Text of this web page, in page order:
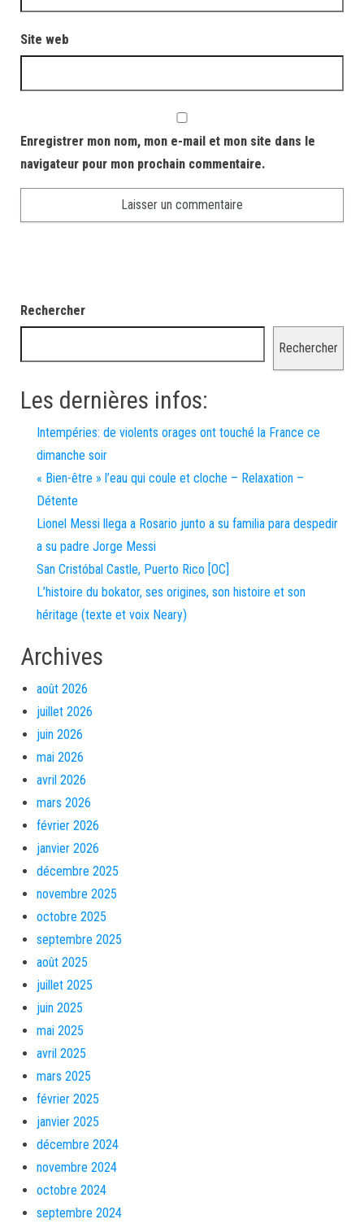
Site web
Enregistrer mon nom, mon e-mail et mon site dans le
navigateur pour mon prochain commentaire.
Rechercher
Rechercher
Les dernières infos:
Intempéries: de violents orages ont touché la France ce
dimanche soir
« Bien-être » l’eau qui coule et cloche – Relaxation –
Détente
Lionel Messi llega a Rosario junto a su familia para despedir
a su padre Jorge Messi
San Cristóbal Castle, Puerto Rico [OC]
L’histoire du bokator, ses origines, son histoire et son
héritage (texte et voix Neary)
Archives
août 2026
juillet 2026
juin 2026
mai 2026
avril 2026
mars 2026
février 2026
janvier 2026
décembre 2025
novembre 2025
octobre 2025
septembre 2025
août 2025
juillet 2025
juin 2025
mai 2025
avril 2025
mars 2025
février 2025
janvier 2025
décembre 2024
novembre 2024
octobre 2024
septembre 2024